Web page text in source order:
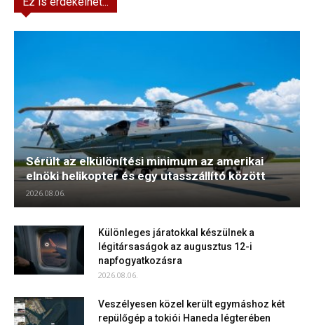
Sérült az elkülönítési minimum az amerikai
elnöki helikopter és egy utasszállító között
2026.08.06.
Különleges járatokkal készülnek a
légitársaságok az augusztus 12-i
napfogyatkozásra
2026.08.06.
Veszélyesen közel került egymáshoz két
repülőgép a tokiói Haneda légterében